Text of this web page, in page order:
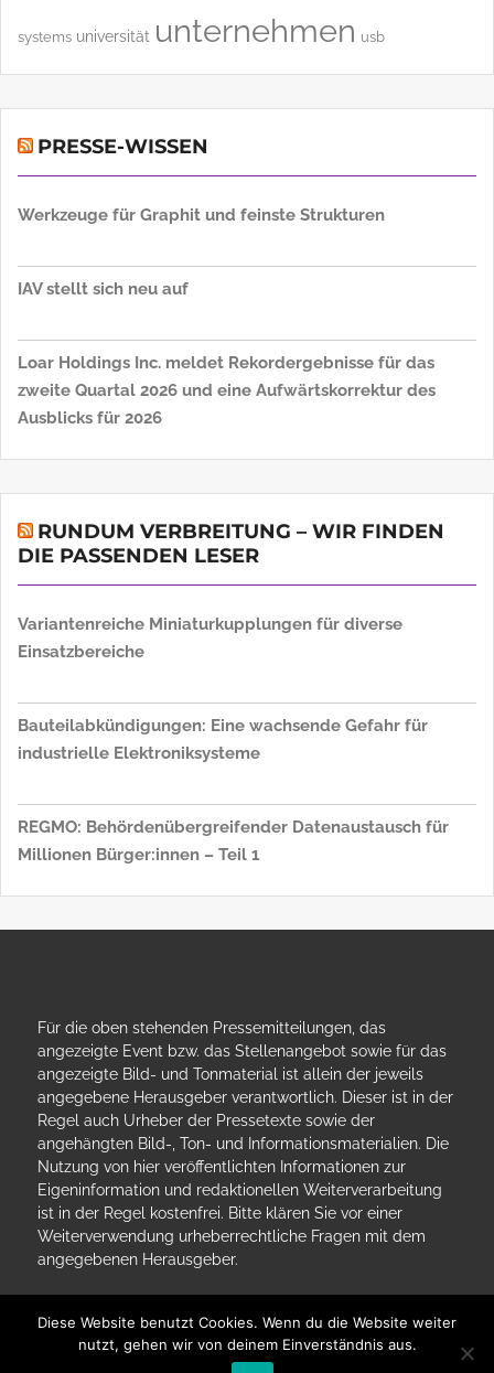
Sicherheit smart Software solutions Studie
unternehmen
Werkzeuge für Graphit und feinste Strukturen
IAV stellt sich neu auf
Loar Holdings Inc. meldet Rekordergebnisse für das
RUNDUM VERBREITUNG – WIR FINDEN
Einsatzbereiche
industrielle Elektroniksysteme
Für die oben stehenden Pressemitteilungen, das
angezeigte Event bzw. das Stellenangebot sowie für das
angezeigte Bild- und Tonmaterial ist allein der jeweils
angegebene Herausgeber verantwortlich. Dieser ist in der
Regel auch Urheber der Pressetexte sowie der
angehängten Bild-, Ton- und Informationsmaterialien. Die
Nutzung von hier veröffentlichten Informationen zur
Eigeninformation und redaktionellen Weiterverarbeitung
ist in der Regel kostenfrei. Bitte klären Sie vor einer
angegebenen Herausgeber.
Diese Website benutzt Cookies. Wenn du die Website weiter
nutzt, gehen wir von deinem Einverständnis aus.